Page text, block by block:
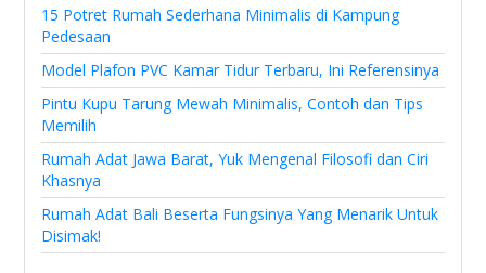
15 Potret Rumah Sederhana Minimalis di Kampung
Pedesaan
Model Plafon PVC Kamar Tidur Terbaru, Ini Referensinya
Pintu Kupu Tarung Mewah Minimalis, Contoh dan Tips
Memilih
Rumah Adat Jawa Barat, Yuk Mengenal Filosofi dan Ciri
Khasnya
Rumah Adat Bali Beserta Fungsinya Yang Menarik Untuk
Disimak!